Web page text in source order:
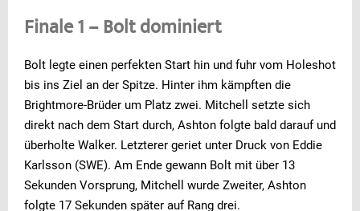
Finale 1 – Bolt dominiert
Bolt legte einen perfekten Start hin und fuhr vom Holeshot
bis ins Ziel an der Spitze. Hinter ihm kämpften die
Brightmore-Brüder um Platz zwei. Mitchell setzte sich
direkt nach dem Start durch, Ashton folgte bald darauf und
überholte Walker. Letzterer geriet unter Druck von Eddie
Karlsson (SWE). Am Ende gewann Bolt mit über 13
Sekunden Vorsprung, Mitchell wurde Zweiter, Ashton
folgte 17 Sekunden später auf Rang drei.